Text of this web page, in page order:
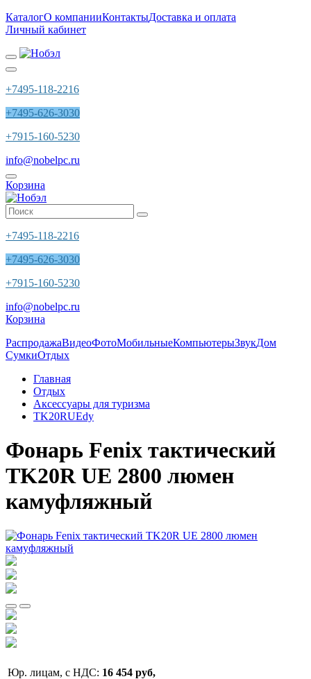
КаталогО компанииКонтактыДоставка и оплата
Личный кабинет
+7495-118-2216
+7495-626-3030
+7915-160-5230
info@nobelpc.ru
Корзина
+7495-118-2216
+7495-626-3030
+7915-160-5230
info@nobelpc.ru
Корзина
РаспродажаВидеоФотоМобильныеКомпьютерыЗвукДом
СумкиОтдых
Главная
Отдых
Аксессуары для туризма
TK20RUEdy
Фонарь Fenix тактический
TK20R UE 2800 люмен
камуфляжный
Юр. лицам, с НДС: 16 454 руб,